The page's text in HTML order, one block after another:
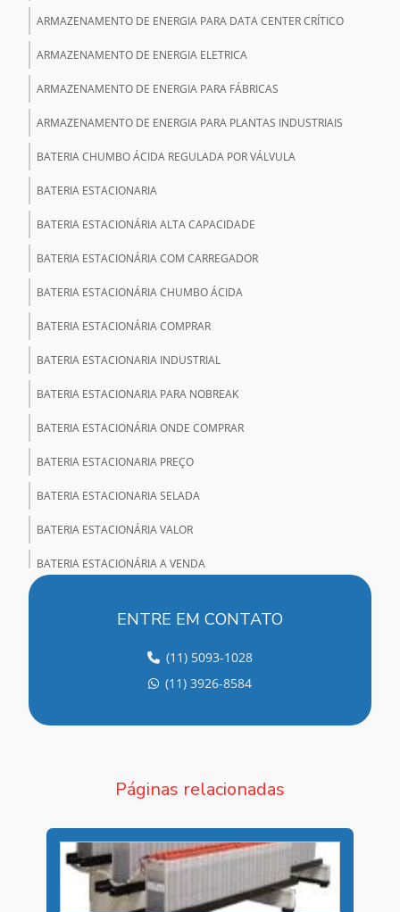
ARMAZENAMENTO DE ENERGIA PARA DATA CENTER CRÍTICO
ARMAZENAMENTO DE ENERGIA ELETRICA
ARMAZENAMENTO DE ENERGIA PARA FÁBRICAS
ARMAZENAMENTO DE ENERGIA PARA PLANTAS INDUSTRIAIS
BATERIA CHUMBO ÁCIDA REGULADA POR VÁLVULA
BATERIA ESTACIONARIA
BATERIA ESTACIONÁRIA ALTA CAPACIDADE
BATERIA ESTACIONÁRIA COM CARREGADOR
BATERIA ESTACIONÁRIA CHUMBO ÁCIDA
BATERIA ESTACIONÁRIA COMPRAR
BATERIA ESTACIONARIA INDUSTRIAL
BATERIA ESTACIONARIA PARA NOBREAK
BATERIA ESTACIONÁRIA ONDE COMPRAR
BATERIA ESTACIONARIA PREÇO
BATERIA ESTACIONARIA SELADA
BATERIA ESTACIONÁRIA VALOR
BATERIA ESTACIONÁRIA A VENDA
BATERIA SELADA PARA NOBREAK
BATERIAS PARA ARMAZENAMENTO DE ENERGIA
BATERIAS CHUMBO ÁCIDAS
BATERIAS CHUMBO ÁCIDAS ESTACIONÁRIAS
BATERIAS INDUSTRIAIS
ENTRE EM CONTATO
(11) 5093-1028
(11) 3926-8584
Páginas relacionadas